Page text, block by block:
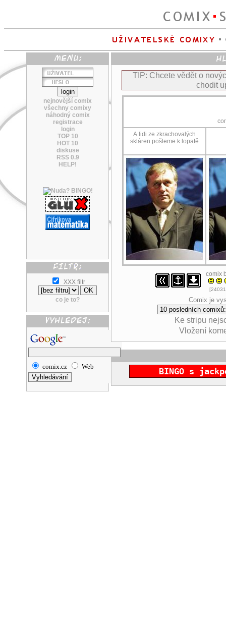
nejnovější comix
všechny comixy
náhodný comix
registrace
login
TOP 10
HOT 10
diskuse
RSS 0.9
HELP!
XXX filtr
co je to?
comix.cz Web
TIP: Chcete vědět o
chodit
A lidi ze zkrachovalých
skláren pošleme k lopatě
comix
Comix je
Ke stripu
Vložení
BINGO s